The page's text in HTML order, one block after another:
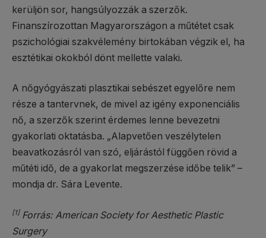
kerüljön sor, hangsúlyozzák a szerzők.
Finanszírozottan Magyarországon a műtétet csak
pszichológiai szakvélemény birtokában végzik el, ha
esztétikai okokból dönt mellette valaki.
A nőgyógyászati plasztikai sebészet egyelőre nem
része a tantervnek, de mivel az igény exponenciális
nő, a szerzők szerint érdemes lenne bevezetni
gyakorlati oktatásba. „Alapvetően veszélytelen
beavatkozásról van szó, eljárástól függően rövid a
műtéti idő, de a gyakorlat megszerzése időbe telik” –
mondja dr. Sára Levente.
[1] Forrás: American Society for Aesthetic Plastic
Surgery